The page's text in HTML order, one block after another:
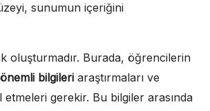
sunumun içeriğini
oluşturmadır. Burada, öğrencilerin
önemli bilgileri araştırmaları ve
etmeleri gerekir. Bu bilgiler arasında